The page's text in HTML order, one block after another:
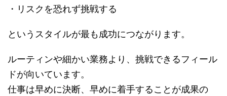
・リスクを恐れず挑戦する
というスタイルが最も成功につながります。
ルーティンや細かい業務より、挑戦できるフィール
ドが向いています。
仕事は早めに決断、早めに着手することが成果の